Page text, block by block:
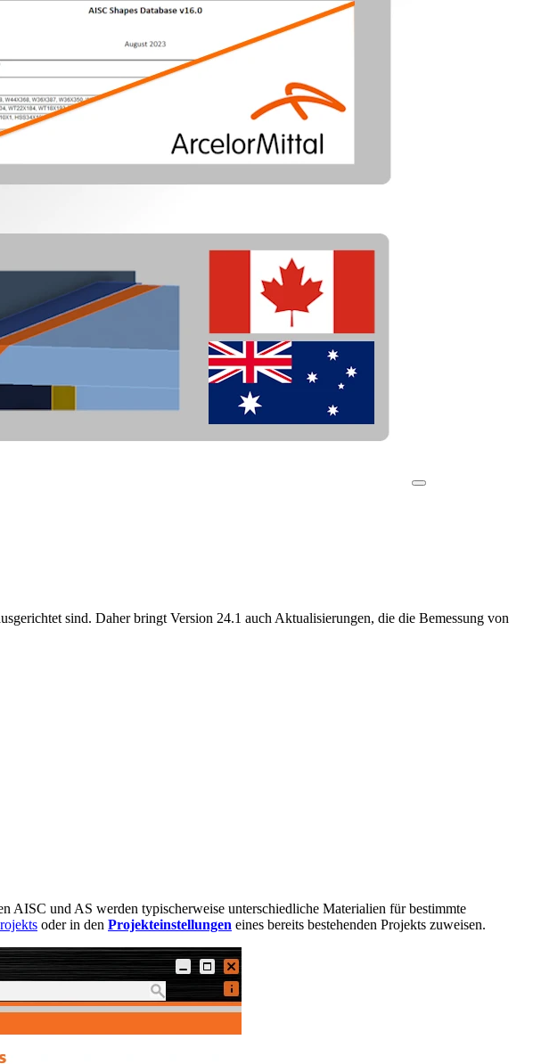
sind. Daher bringt Version 24.1 auch Aktualisierungen, die die Bemessung von
AISC und AS werden typischerweise unterschiedliche Materialien für bestimmte
oder in den Projekteinstellungen eines bereits bestehenden Projekts zuweisen.